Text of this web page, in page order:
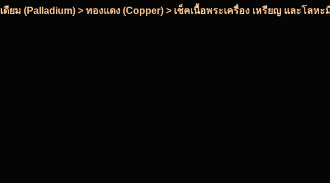
เดียม (Palladium) > ทองแดง (Copper) > เช็คเนื้อพระเครื่อง เหรียญ และโลห